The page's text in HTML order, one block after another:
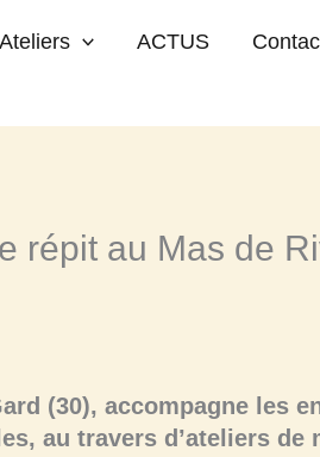
ACTUS
répit au Mas de
(30), accompagne les
au travers d’ateliers de